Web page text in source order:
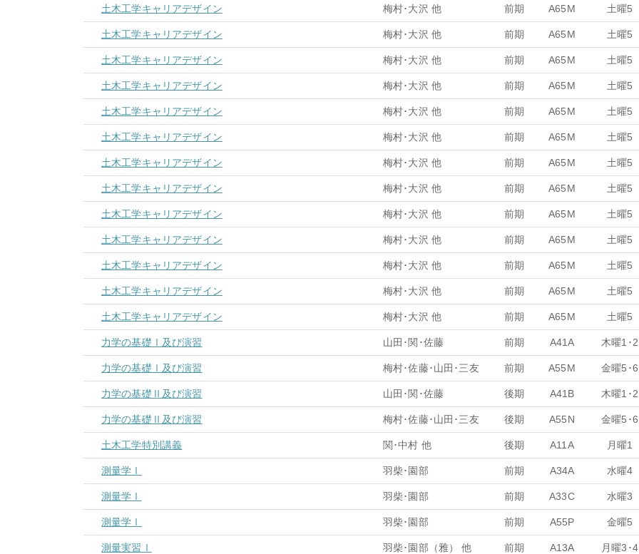
土木工学キャリアデザイン 梅村･大沢 他 前期 A65M 土曜5
土木工学キャリアデザイン 梅村･大沢 他 前期 A65M 土曜5
土木工学キャリアデザイン 梅村･大沢 他 前期 A65M 土曜5
土木工学キャリアデザイン 梅村･大沢 他 前期 A65M 土曜5
土木工学キャリアデザイン 梅村･大沢 他 前期 A65M 土曜5
土木工学キャリアデザイン 梅村･大沢 他 前期 A65M 土曜5
土木工学キャリアデザイン 梅村･大沢 他 前期 A65M 土曜5
土木工学キャリアデザイン 梅村･大沢 他 前期 A65M 土曜5
土木工学キャリアデザイン 梅村･大沢 他 前期 A65M 土曜5
土木工学キャリアデザイン 梅村･大沢 他 前期 A65M 土曜5
土木工学キャリアデザイン 梅村･大沢 他 前期 A65M 土曜5
土木工学キャリアデザイン 梅村･大沢 他 前期 A65M 土曜5
土木工学キャリアデザイン 梅村･大沢 他 前期 A65M 土曜5
力学の基礎Ⅰ及び演習 山田･関･佐藤 前期 A41A 木曜1･2
力学の基礎Ⅰ及び演習 梅村･佐藤･山田･三友 前期 A55M 金曜5･6
力学の基礎Ⅱ及び演習 山田･関･佐藤 後期 A41B 木曜1･2
力学の基礎Ⅱ及び演習 梅村･佐藤･山田･三友 後期 A55N 金曜5･6
土木工学特別講義 関･中村 他 後期 A11A 月曜1
測量学Ⅰ 羽柴･園部 前期 A34A 水曜4
測量学Ⅰ 羽柴･園部 前期 A33C 水曜3
測量学Ⅰ 羽柴･園部 前期 A55P 金曜5
測量実習Ⅰ 羽柴･園部（雅） 他 前期 A13A 月曜3･4